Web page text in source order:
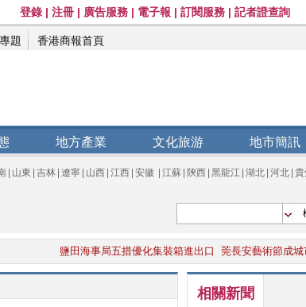
地方產業 文化旅游 地市簡訊
山東 吉林 遼寧 山西 江西 安徽 江蘇 陝西 黑龍江 湖北 河北 貴
鹽田海事局五措優化集裝箱進出口 莞長安藝術節成城市推介
相關新聞